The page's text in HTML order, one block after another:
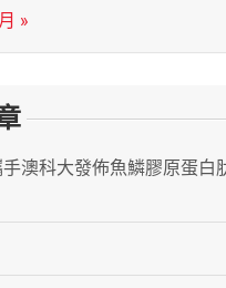
»
澳科大發佈魚鱗膠原蛋白